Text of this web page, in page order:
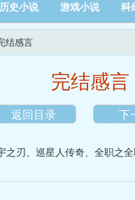
历史小说 游戏小说 科
结感言
完结感言
返回目录 下
之刃、 巡星人传奇、 全职之